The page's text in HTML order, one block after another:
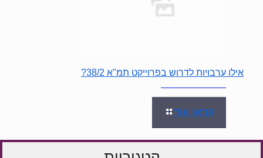
אילו ערבויות לדרוש בפרוייקט תמ"א 38/2?
קראו עוד